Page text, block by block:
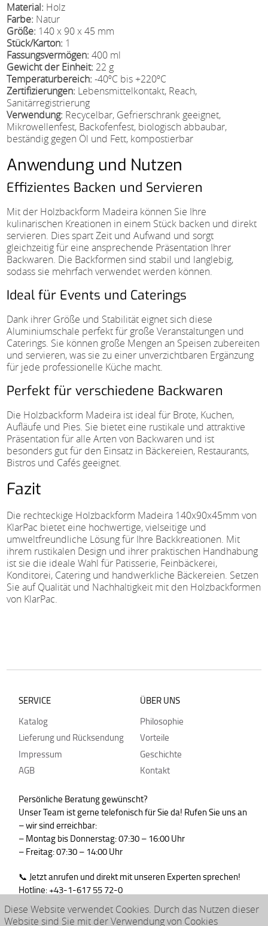
Material: Holz
Farbe: Natur
Größe: 140 x 90 x 45 mm
Stück/Karton: 1
Fassungsvermögen: 400 ml
Gewicht der Einheit: 22 g
Temperaturbereich: -40ºC bis +220ºC
Zertifizierungen: Lebensmittelkontakt, Reach,
Sanitärregistrierung
Verwendung: Recycelbar, Gefrierschrank geeignet,
Mikrowellenfest, Backofenfest, biologisch abbaubar,
beständig gegen Öl und Fett, kompostierbar
Anwendung und Nutzen
Effizientes Backen und Servieren
Mit der Holzbackform Madeira können Sie Ihre
kulinarischen Kreationen in einem Stück backen und direkt
servieren. Dies spart Zeit und Aufwand und sorgt
gleichzeitig für eine ansprechende Präsentation Ihrer
Backwaren. Die Backformen sind stabil und langlebig,
sodass sie mehrfach verwendet werden können.
Ideal für Events und Caterings
Dank ihrer Größe und Stabilität eignet sich diese
Aluminiumschale perfekt für große Veranstaltungen und
Caterings. Sie können große Mengen an Speisen zubereiten
und servieren, was sie zu einer unverzichtbaren Ergänzung
für jede professionelle Küche macht.
Perfekt für verschiedene Backwaren
Die Holzbackform Madeira ist ideal für Brote, Kuchen,
Aufläufe und Pies. Sie bietet eine rustikale und attraktive
Präsentation für alle Arten von Backwaren und ist
besonders gut für den Einsatz in Bäckereien, Restaurants,
Bistros und Cafés geeignet.
Fazit
Die rechteckige Holzbackform Madeira 140x90x45mm von
KlarPac bietet eine hochwertige, vielseitige und
umweltfreundliche Lösung für Ihre Backkreationen. Mit
ihrem rustikalen Design und ihrer praktischen Handhabung
ist sie die ideale Wahl für Patisserie, Feinbäckerei,
Konditorei, Catering und handwerkliche Bäckereien. Setzen
Sie auf Qualität und Nachhaltigkeit mit den Holzbackformen
von KlarPac.
SERVICE
Katalog
Lieferung und Rücksendung
Impressum
AGB
ÜBER UNS
Philosophie
Vorteile
Geschichte
Kontakt
Persönliche Beratung gewünscht?
Unser Team ist gerne telefonisch für Sie da! Rufen Sie uns an
– wir sind erreichbar:
– Montag bis Donnerstag: 07:30 – 16:00 Uhr
– Freitag: 07:30 – 14:00 Uhr
📞 Jetzt anrufen und direkt mit unseren Experten sprechen!
Hotline: +43-1-617 55 72-0
WhatsApp : +43-664-99830765
Diese Website verwendet Cookies. Durch das Nutzen dieser
Website sind Sie mit der Verwendung von Cookies